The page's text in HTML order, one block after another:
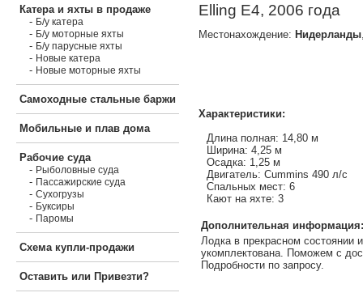
Катера и яхты в продаже
- Б/у катера
- Б/у моторные яхты
- Б/у парусные яхты
- Новые катера
- Новые моторные яхты
Самоходные стальные баржи
Мобильные и плав дома
Рабочие суда
- Рыболовные суда
- Пассажирские суда
- Сухогрузы
- Буксиры
- Паромы
Схема купли-продажи
Оставить или Привезти?
Elling E4, 2006 года
Местонахождение: Нидерланды
Характеристики:
Длина полная: 14,80 м
Ширина: 4,25 м
Осадка: 1,25 м
Двигатель: Cummins 490 л/с
Спальных мест: 6
Кают на яхте: 3
Дополнительная информация:
Лодка в прекрасном состоянии
укомплектована. Поможем с
Подробности по запросу.